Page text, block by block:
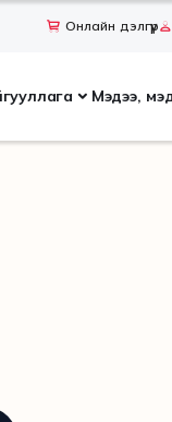
Онлайн дэлгүүр
Мэдээ,